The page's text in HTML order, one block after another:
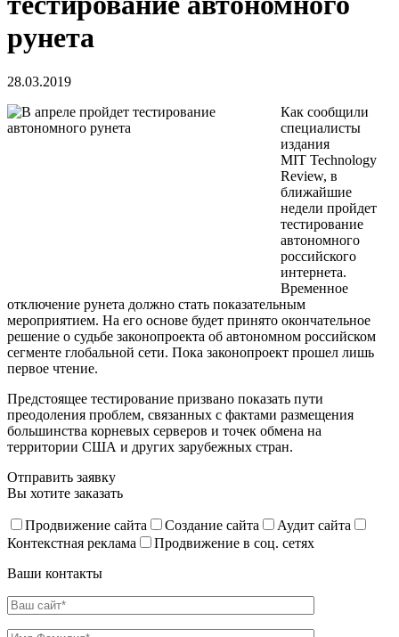
рунета
28.03.2019
Как сообщили
специалисты
издания
MIT Technology
Review, в
ближайшие
недели пройдет
тестирование
автономного
российского
интернета.
Временное
отключение рунета должно стать показательным
мероприятием. На его основе будет принято окончательное
решение о судьбе законопроекта об автономном российском
сегменте глобальной сети. Пока законопроект прошел лишь
первое чтение.
Предстоящее тестирование призвано показать пути
преодоления проблем, связанных с фактами размещения
большинства корневых серверов и точек обмена на
территории США и других зарубежных стран.
Отправить заявку
Вы хотите заказать
Продвижение сайта Создание сайта
Аудит сайта
Контекстная реклама
Продвижение в соц. сетях
Ваши контакты